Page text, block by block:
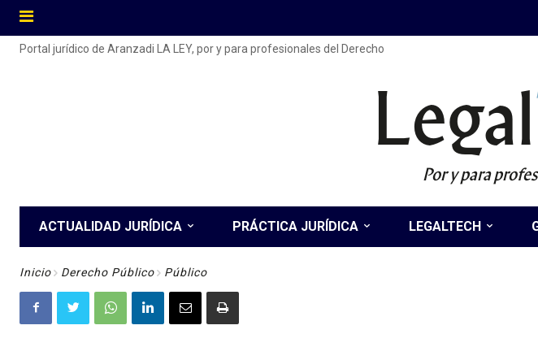
Portal jurídico de Aranzadi LA LEY, por y para profesionales del Derecho
Legal
Por y para
ACTUALIDAD JURÍDICA PRÁCTICA JURÍDICA LEGALTECH
Inicio Derecho Público Público